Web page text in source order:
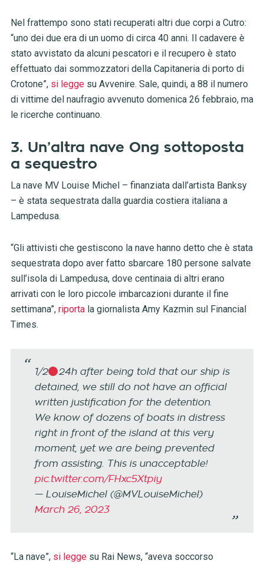
Nel frattempo sono stati recuperati altri due corpi a Cutro:
“uno dei due era di un uomo di circa 40 anni. Il cadavere è
stato avvistato da alcuni pescatori e il recupero è stato
effettuato dai sommozzatori della Capitaneria di porto di
Crotone”, si leggesu Avvenire. Sale, quindi, a 88 il numero
di vittime del naufragio avvenuto domenica 26 febbraio, ma
le ricerche continuano.
3. Un’altra nave Ong sottoposta
a sequestro
La nave MV Louise Michel – finanziata dall’artista Banksy
– è stata sequestrata dalla guardia costiera italiana a
Lampedusa.
“Gli attivisti che gestiscono la nave hanno detto che è stata
sequestrata dopo aver fatto sbarcare 180 persone salvate
sull’isola di Lampedusa, dove centinaia di altri erano
arrivati ​​con le loro piccole imbarcazioni durante il fine
settimana”, riportala giornalista Amy Kazmin sul Financial
Times.
1/2
24h after being told that our ship is
detained, we still do not have an official
written justification for the detention.
We know of dozens of boats in distress
right in front of the island at this very
moment, yet we are being prevented
from assisting. This is unacceptable!
pic.twitter.com/FHxc5Xtpiy
— LouiseMichel (@MVLouiseMichel)
March 26, 2023
“La nave”, si leggesu Rai News, “aveva soccorso